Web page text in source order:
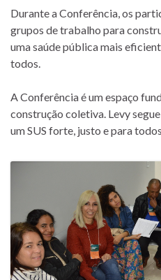
Durante a Conferência, os
grupos de trabalho para
uma saúde pública mais
todos.
A Conferência é um espaço
construção coletiva. Levy
um SUS forte, justo e para